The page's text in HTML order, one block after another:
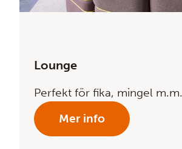
Lounge
Perfekt för fika, mingel m.m.
Mer info